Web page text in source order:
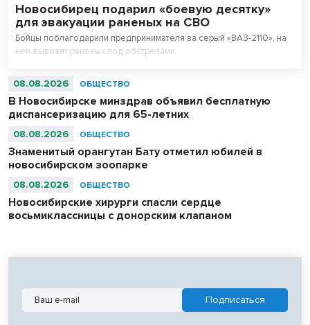
Новосибирец подарил «боевую десятку»
для эвакуации раненых на СВО
Бойцы поблагодарили предпринимателя за серый «ВАЗ-2110», на
нем вывозят раненых под обстрелами.
08.08.2026 ОБЩЕСТВО
В Новосибирске минздрав объявил бесплатную
диспансеризацию для 65-летних
08.08.2026 ОБЩЕСТВО
Знаменитый орангутан Бату отметил юбилей в
новосибирском зоопарке
08.08.2026 ОБЩЕСТВО
Новосибирские хирурги спасли сердце
восьмиклассницы с донорским клапаном